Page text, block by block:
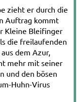
zieht er durch die
Auftrag kommt
Kleine Bleifinger
die freilaufenden
dem Azur,
mehr mit seiner
und den bösen
Huhn­-Virus